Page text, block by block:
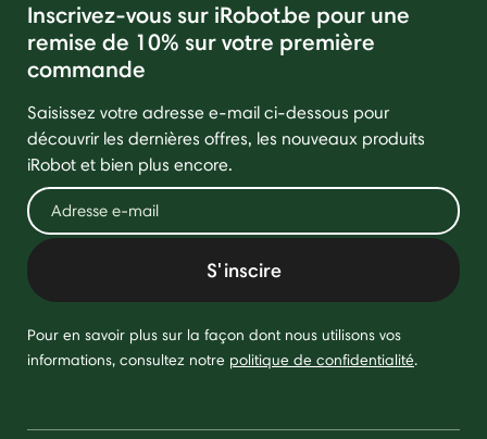
Inscrivez-vous sur iRobot.be pour une
remise de 10% sur votre première
commande
Saisissez votre adresse e-mail ci-dessous pour
découvrir les dernières offres, les nouveaux produits
iRobot et bien plus encore.
S'inscire
Pour en savoir plus sur la façon dont nous utilisons vos
informations, consultez notre politique de confidentialité.